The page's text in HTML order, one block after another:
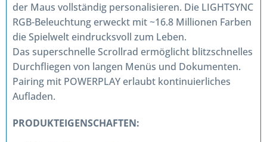
der Maus vollständig personalisieren. Die LIGHTSYNC
RGB-Beleuchtung erweckt mit ~16.8 Millionen Farben
die Spielwelt eindrucksvoll zum Leben.
Das superschnelle Scrollrad ermöglicht blitzschnelles
Durchfliegen von langen Menüs und Dokumenten.
Pairing mit POWERPLAY erlaubt kontinuierliches
Aufladen.
PRODUKTEIGENSCHAFTEN: